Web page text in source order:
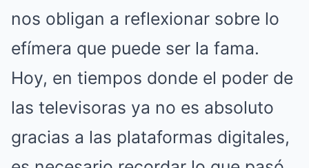
nos obligan a reflexionar sobre lo
efímera que puede ser la fama.
Hoy, en tiempos donde el poder de
las televisoras ya no es absoluto
gracias a las plataformas digitales,